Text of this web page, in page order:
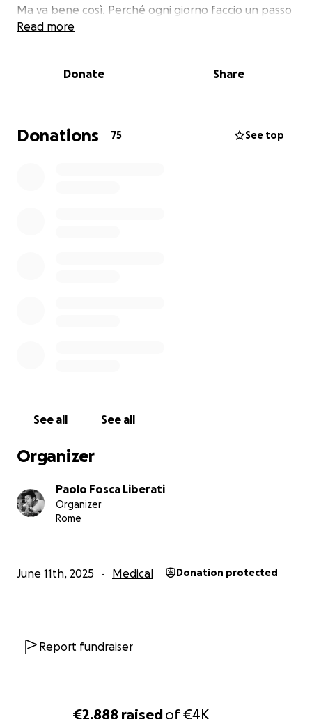
€2,888 raisedof€4K
Ma va bene così. Perché ogni giorno faccio un passo
verso di me.
vero. Mentre tanti vivono i loro vent’anni spensierati,
La mastectomia non è solo un intervento. È poter
respirare. È togliermi la maglietta al mare. È
Read more
Donate Share
Donations 75 See top
See all See all
Organizer
Paolo Fosca Liberati
Organizer
Rome
June 11th, 2025 Medical Donation protected
Report fundraiser